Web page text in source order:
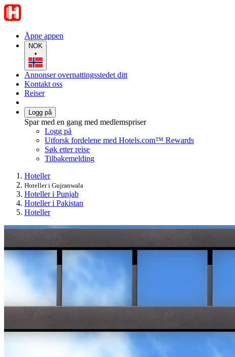
Åpne appen
NOK
•
Annonser overnattingsstedet ditt
Kontakt oss
Reiser
Logg på
Spar med en gang med medlemspriser
Logg på
Utforsk fordelene med Hotels.com™ Rewards
Søk etter reise
Tilbakemelding
Hoteller
Hoteller i Gujranwala
Hoteller i Punjab
Hoteller i Pakistan
Hoteller